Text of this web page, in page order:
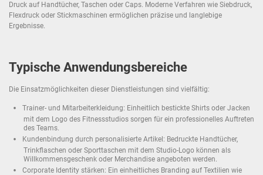
Druck auf Handtücher, Taschen oder Caps. Moderne Verfahren wie Siebdruck,
Flexdruck oder Stickmaschinen ermöglichen präzise und langlebige
Ergebnisse.
Typische Anwendungsbereiche
Die Einsatzmöglichkeiten dieser Dienstleistungen sind vielfältig:
Trainer- und Mitarbeiterkleidung: Einheitlich bestickte Shirts oder Jacken
mit dem Logo des Fitnessstudios sorgen für ein professionelles Auftreten
des Teams.
Kundenbindung durch personalisierte Artikel: Bedruckte Handtücher,
Trinkflaschen oder Sporttaschen mit dem Studio-Logo können als
Willkommensgeschenk oder Merchandise angeboten werden.
Corporate Identity stärken: Ein einheitliches Branding auf Textilien wie